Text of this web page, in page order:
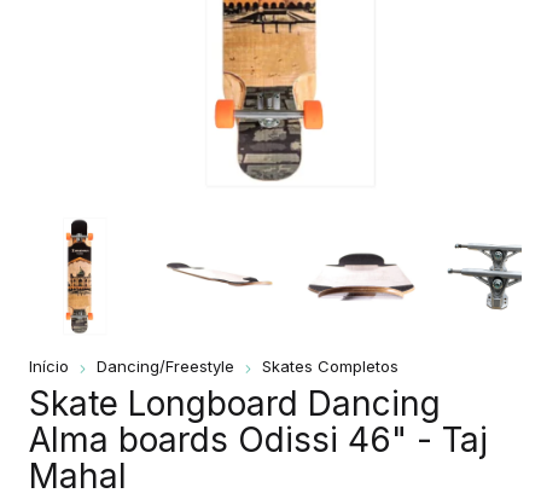
Início Dancing/Freestyle Skates Completos
Skate Longboard Dancing
Alma boards Odissi 46" - Taj
Mahal